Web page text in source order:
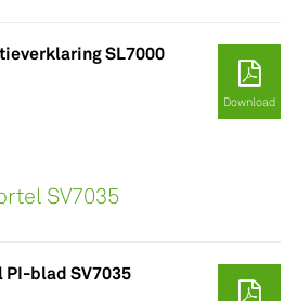
Download
SL7000
SV7035
blad SV7035